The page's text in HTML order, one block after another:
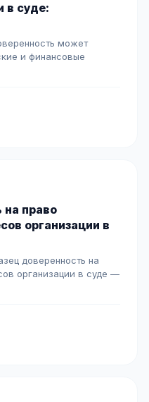
в суде:
может
и финансовые
на право
организации в
доверенность на
организации в суде —